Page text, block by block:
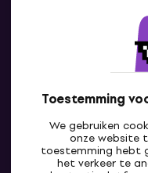
Toestemming
We gebruiken
onze website
toestemming hebt
het verkeer te